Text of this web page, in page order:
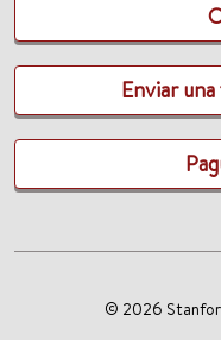
Enviar
© 2026